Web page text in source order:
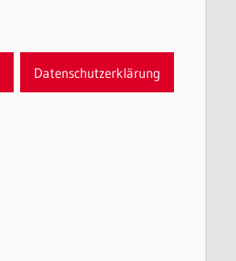
Datenschutzerklärung